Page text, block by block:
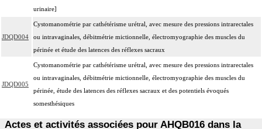
urinaire]
JDQD004
Cystomanométrie par cathétérisme urétral, avec mesure des pressions intrarectales
ou intravaginales, débitmétrie mictionnelle, électromyographie des muscles du
périnée et étude des latences des réflexes sacraux
JDQD005
Cystomanométrie par cathétérisme urétral, avec mesure des pressions intrarectales
ou intravaginales, débitmétrie mictionnelle, électromyographie des muscles du
périnée, étude des latences des réflexes sacraux et des potentiels évoqués
somesthésiques
Actes et activités associées pour AHQB016 dans la